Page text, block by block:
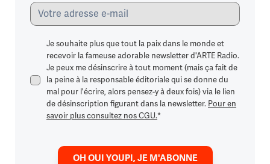
Je souhaite plus que tout la paix dans le monde et
recevoir la fameuse adorable newsletter d'ARTE Radio.
Je peux me désinscrire à tout moment (mais ça fait de
la peine à la responsable éditoriale qui se donne du
mal pour l'écrire, alors pensez-y à deux fois) via le lien
de désinscription figurant dans la newsletter. Pour en
savoir plus consultez nos CGU.*
OH OUI YOUPI, JE M'ABONNE